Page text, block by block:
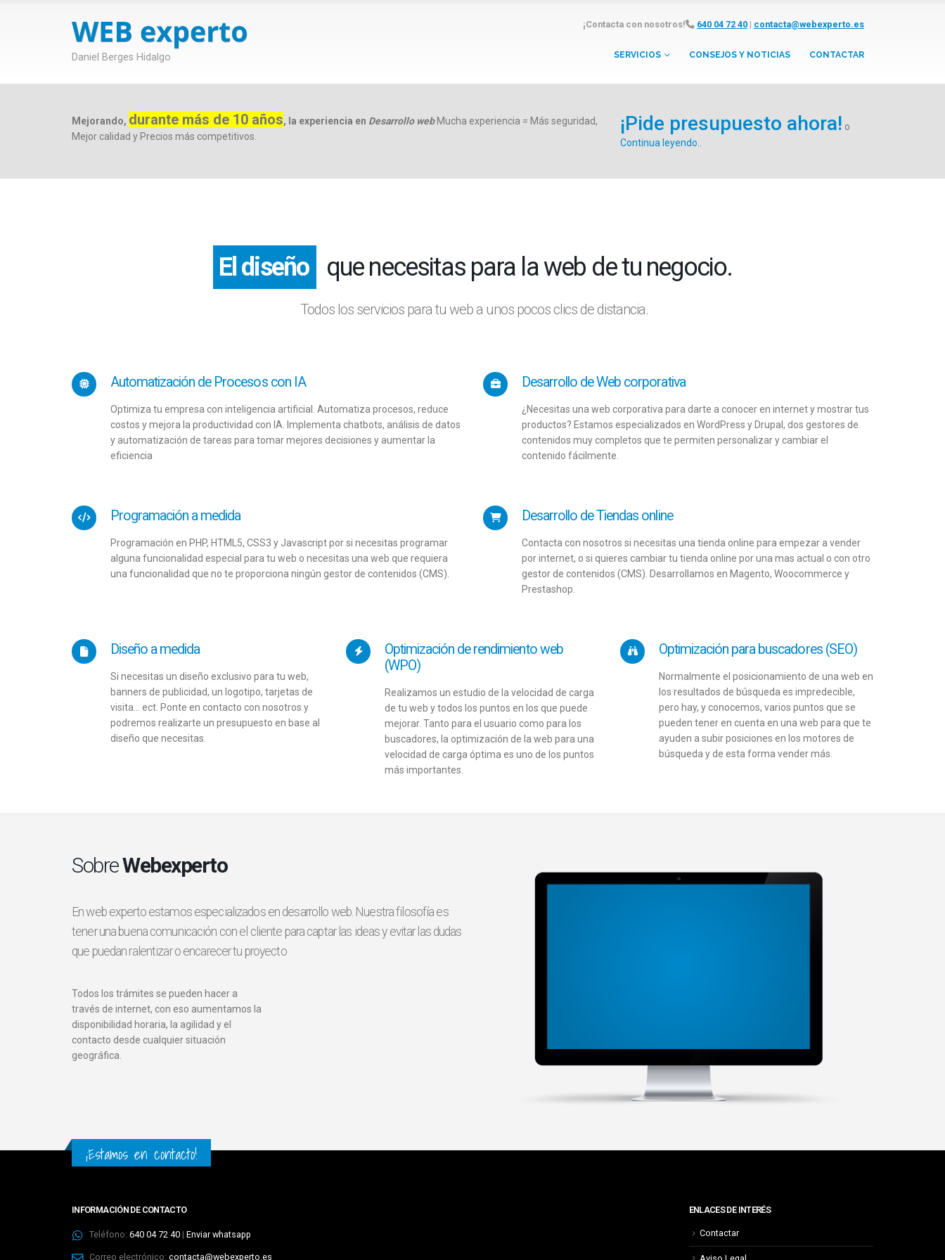
Daniel Berges Hidalgo
¡Contacta con nosotros! 640 04 72 40 | contacta@webexperto.es
SERVICIOS CONSEJOS Y NOTICIAS CONTACTAR
Mejorando, durante más de 10 años, la experiencia en Desarrollo webMucha experiencia = Más seguridad,
Mejor calidad y Precios más competitivos.
¡Pide presupuesto ahora! o
Continua leyendo.
La optimizaciónque necesitas para la web de tu negocio.
Todos los servicios para tu web a unos pocos clics de distancia.
Automatización de Procesos con IA
Optimiza tu empresa con inteligencia artificial. Automatiza procesos, reduce
costos y mejora la productividad con IA. Implementa chatbots, análisis de datos
y automatización de tareas para tomar mejores decisiones y aumentar la
eficiencia
Desarrollo de Web corporativa
¿Necesitas una web corporativa para darte a conocer en internet y mostrar tus
productos? Estamos especializados en WordPress y Drupal, dos gestores de
contenidos muy completos que te permiten personalizar y cambiar el
contenido fácilmente.
Programación a medida
Programación en PHP, HTML5, CSS3 y Javascript por si necesitas programar
alguna funcionalidad especial para tu web o necesitas una web que requiera
una funcionalidad que no te proporciona ningún gestor de contenidos (CMS).
Desarrollo de Tiendas online
Contacta con nosotros si necesitas una tienda online para empezar a vender
por internet, o si quieres cambiar tu tienda online por una mas actual o con otro
gestor de contenidos (CMS). Desarrollamos en Magento, Woocommerce y
Prestashop.
Diseño a medida
Si necesitas un diseño exclusivo para tu web,
banners de publicidad, un logotipo, tarjetas de
visita… ect. Ponte en contacto con nosotros y
podremos realizarte un presupuesto en base al
diseño que necesitas.
Optimización de rendimiento web
(WPO)
Realizamos un estudio de la velocidad de carga
de tu web y todos los puntos en los que puede
mejorar. Tanto para el usuario como para los
buscadores, la optimización de la web para una
velocidad de carga óptima es uno de los puntos
más importantes.
Optimización para buscadores (SEO)
Normalmente el posicionamiento de una web en
los resultados de búsqueda es impredecible,
pero hay, y conocemos, varios puntos que se
pueden tener en cuenta en una web para que te
ayuden a subir posiciones en los motores de
búsqueda y de esta forma vender más.
SobreWebexperto
En web experto estamos especializados en desarrollo web. Nuestra filosofía es
tener una buena comunicación con el cliente para captar las ideas y evitar las dudas
que puedan ralentizar o encarecer tu proyecto
Todos los trámites se pueden hacer a
través de internet, con eso aumentamos la
disponibilidad horaria, la agilidad y el
contacto desde cualquier situación
geográfica.
¡Estamos en contacto!
INFORMACIÓN DE CONTACTO
Teléfono: 640 04 72 40 | Enviar whatsapp
Correo electrónico: contacta@webexperto.es
ENLACES DE INTERÉS
Contactar